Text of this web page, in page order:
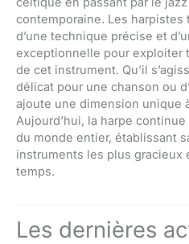
contemporaine. Les
d’une technique précise et
exceptionnelle pour exploiter
de cet instrument. Qu’il
délicat pour une chanson ou
ajoute une dimension unique
Aujourd’hui, la harpe
du monde entier, établissant
instruments les plus gracieux
temps.
Les dernières